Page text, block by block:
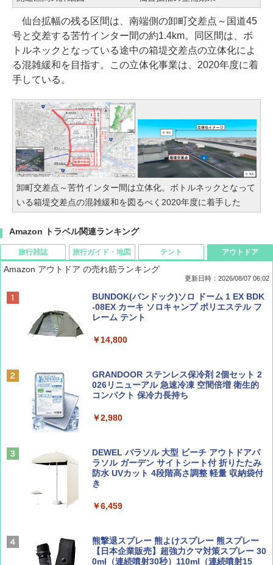
仙台拡幅の残る区間は、南端側の卸町交差点～国道45
号と交差する苦竹インター間の約1.4km。同区間は、ボ
トルネックとなっている途中の箱堤交差点の立体化によ
る混雑緩和を目指す。この立体化事業は、2020年度に着
手している。
卸町交差点～苦竹インター間は立体化。ボトルネックとなって
いる箱堤交差点の混雑緩和を図るべく2020年度に着手した
Amazon トラベル関連ランキング
旅行雑誌
ディズニーファン ２０２６年 ９月号 [雑
誌] (ＤＩＳＮＥＹ ＦＡＮ)
BE-PAL(ビ-パル) 2026年 9 月号【特別付録:
SOTO ミニマル"旅"財布 ランダム2種】
山と溪谷 2026年8月号「南アルプス大全」
￥1,540
￥1,540
旅行ガイド・地図
D40 地球の歩き方 チェンマイ タイ北部の魅
力的な町 2026～2027 地球の歩き方D アジア
A09 地球の歩き方 イタリア 2026～2027 地
球の歩き方A ヨーロッパ
地球の歩き方 スター・ウォーズ
￥2,695
ァキア 2026～2027 地球の歩き方A ヨーロッ
パ
テント
[キャンパーズコレクション 山善] ポップアッ
プテント 傘みたいに広げて畳める パッとサ
ッとサンシェード キューブ フルクローズ メ
&ハイキング カーキ PATC-150(KH)
PYKES PEAK (パイクスピーク) 着替えテン
人用 折りたたみ 防災グッズ 災害用トイレ ビ
￥4,980
テント ワンタッチ RENEW 幅200 2-3人用 43
￥5,999
アウトドア
Amazon アウトドア の売れ筋ランキング
更新日時：2026/08/07 06:02
BUNDOK(バンドック)ソロ ドーム 1 EX BDK
-08EX カーキ ソロキャンプ ポリエステル フ
レーム テント
￥14,800
GRANDOOR ステンレス保冷剤 2個セット 2
026リニューアル 急速冷凍 空間倍増 衛生的
コンパクト 保冷力長持ち
￥2,980
DEWEL パラソル 大型 ビーチ アウトドアパ
ラソル ガーデン サイトシート付 折りたたみ
防水 UVカット 4段階高さ調整 軽量 収納袋付
き
￥6,459
熊撃退スプレー 熊よけスプレー 熊スプレー
【日本企業販売】超強力クマ対策スプレー 30
0ml（連続噴射30秒）110ml（連続噴射15